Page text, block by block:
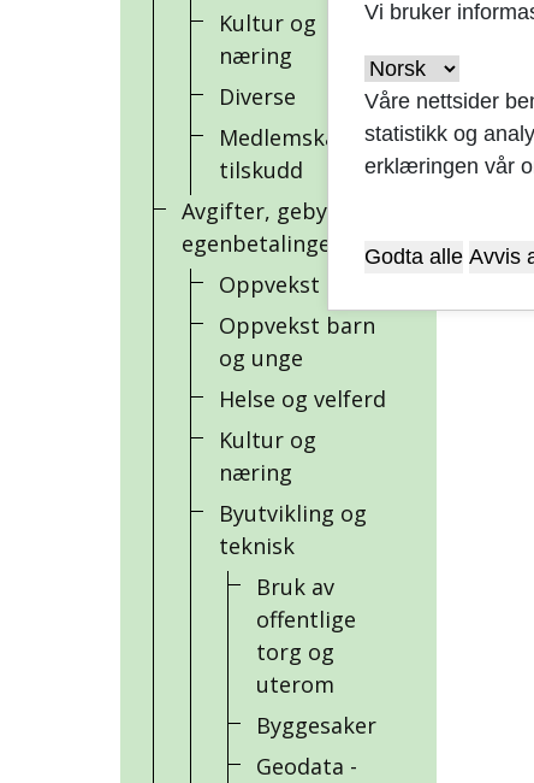
Kultur og
næring
Diverse
Medlemskap og
tilskudd
Avgifter, gebyrer og
egenbetalinger
Oppvekst skole
Oppvekst barn
og unge
Helse og velferd
Kultur og
næring
Byutvikling og
teknisk
Bruk av
offentlige
torg og
uterom
Byggesaker
Geodata -
Vi bruker
Våre nettsider
statistikk og
erklæringen vår
Godta alle Avvis